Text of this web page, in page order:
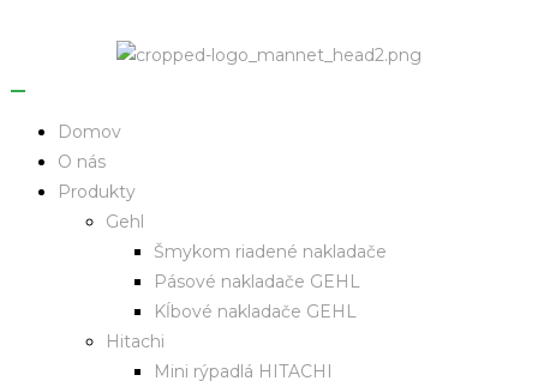
Domov
O nás
Produkty
Gehl
Šmykom riadené nakladače
Pásové nakladače GEHL
Kĺbové nakladače GEHL
Hitachi
Mini rýpadlá HITACHI